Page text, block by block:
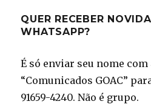
QUER RECEBER
WHATSAPP?
É só enviar seu nome com
“Comunicados GOAC”
91659-4240. Não é grupo.